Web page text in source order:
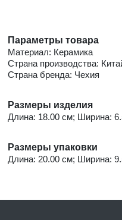
Параметры товара
Материал: Керамика
Страна производства:
Страна бренда: Чехия
Размеры изделия
Длина: 18.00 см; Ширина:
Размеры упаковки
Длина: 20.00 см; Ширина: